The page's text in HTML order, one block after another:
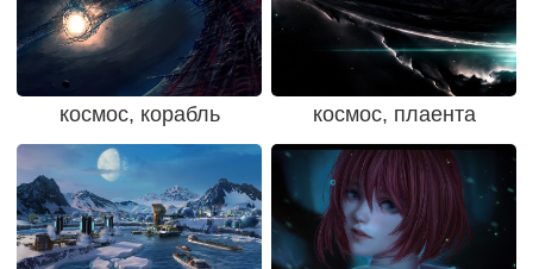
космос, корабль космос, плаента